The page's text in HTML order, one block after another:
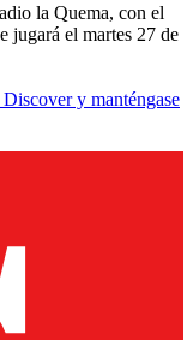
la Quema, con el
jugará el martes 27 de
y manténgase